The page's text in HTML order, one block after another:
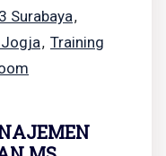
Surabaya,
, Training